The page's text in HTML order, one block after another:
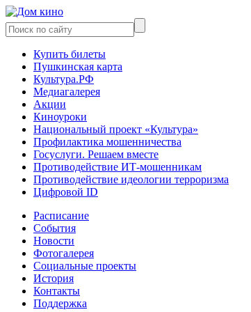
Купить билеты
Пушкинская карта
Культура.РФ
Медиагалерея
Акции
Киноуроки
Национальный проект «Культура»
Профилактика мошенничества
Госуслуги. Решаем вместе
Противодействие ИТ-мошенникам
Противодействие идеологии терроризма
Цифровой ID
Расписание
События
Новости
Фотогалерея
Социальные проекты
История
Контакты
Поддержка